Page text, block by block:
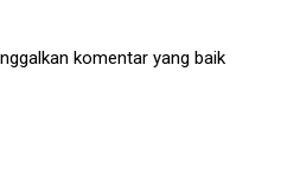
komentar yang baik